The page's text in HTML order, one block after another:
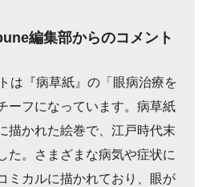
編集部からのコメント
は『病草紙』の「眼病治療を
ーフになっています。病草紙
描かれた絵巻で、江戸時代末
た。さまざまな病気や症状に
ミカルに描かれており、眼が